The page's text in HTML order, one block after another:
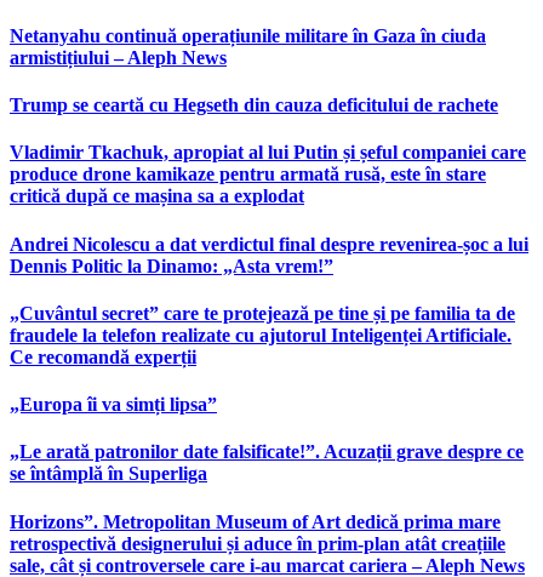
Netanyahu continuă operațiunile militare în Gaza în ciuda
armistițiului – Aleph News
Trump se ceartă cu Hegseth din cauza deficitului de rachete
Vladimir Tkachuk, apropiat al lui Putin și șeful companiei care
produce drone kamikaze pentru armată rusă, este în stare
critică după ce mașina sa a explodat
Andrei Nicolescu a dat verdictul final despre revenirea-șoc a lui
Dennis Politic la Dinamo: „Asta vrem!”
„Cuvântul secret” care te protejează pe tine și pe familia ta de
fraudele la telefon realizate cu ajutorul Inteligenței Artificiale.
Ce recomandă experții
„Europa îi va simți lipsa”
„Le arată patronilor date falsificate!”. Acuzații grave despre ce
se întâmplă în Superliga
Horizons”. Metropolitan Museum of Art dedică prima mare
retrospectivă designerului și aduce în prim-plan atât creațiile
sale, cât și controversele care i-au marcat cariera – Aleph News